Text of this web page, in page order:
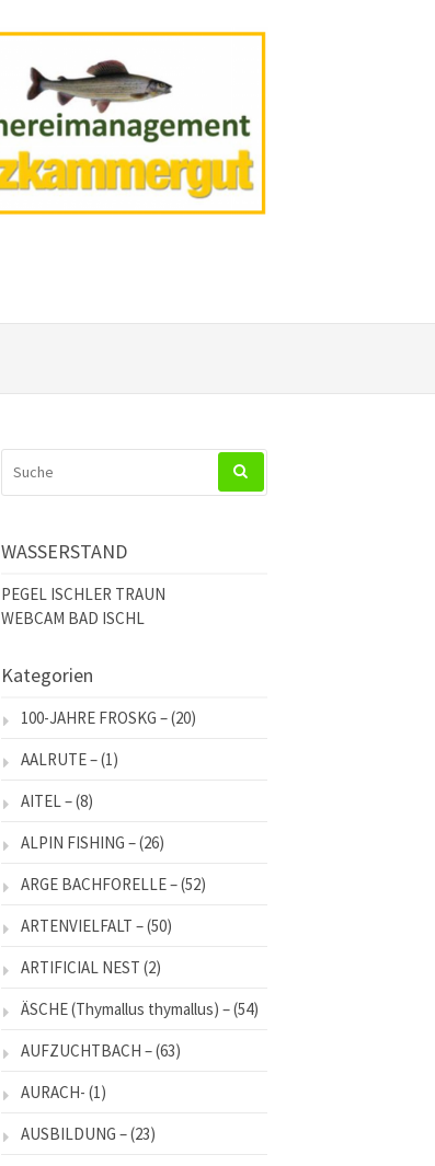
NACH:
WASSERSTAND
PEGEL ISCHLER TRAUN
WEBCAM BAD ISCHL
Kategorien
100-JAHRE FROSKG –(20)
AALRUTE –(1)
AITEL –(8)
ALPIN FISHING –(26)
ARGE BACHFORELLE –(52)
ARTENVIELFALT –(50)
ARTIFICIAL NEST (2)
ÄSCHE (Thymallus thymallus) –(54)
AUFZUCHTBACH –(63)
AURACH- (1)
AUSBILDUNG –(23)